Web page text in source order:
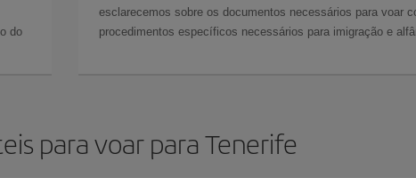
do
esclarecemos sobre os documentos necessários para voar
procedimentos específicos necessários para imigração e
para voar para Tenerife